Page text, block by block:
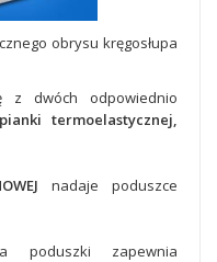
obrysu kręgosłupa
z dwóch odpowiednio
termoelastycznej,
nadaje poduszce
poduszki zapewnia